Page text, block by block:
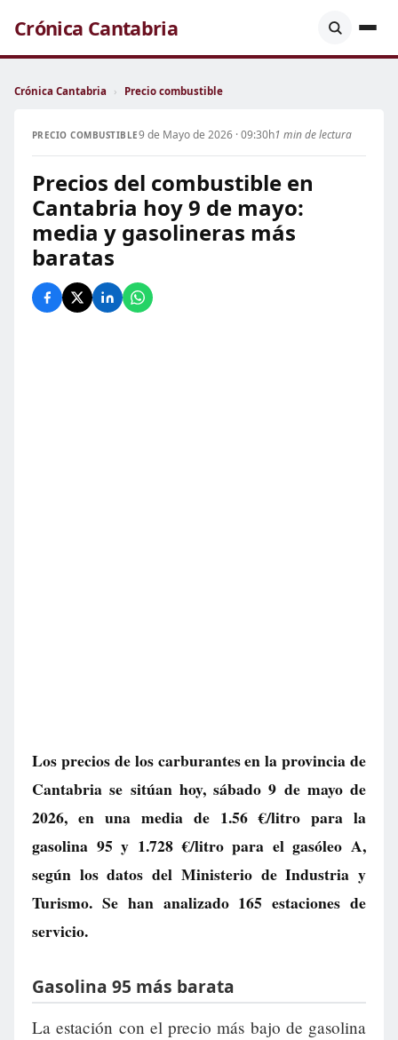
Crónica Cantabria
Crónica Cantabria › Precio combustible
PRECIO COMBUSTIBLE9 de Mayo de 2026 · 09:30h1 min de lectura
Precios del combustible en
Cantabria hoy 9 de mayo:
media y gasolineras más
baratas
Los precios de los carburantes en la provincia de
Cantabria se sitúan hoy, sábado 9 de mayo de
2026, en una media de 1.56 €/litro para la
gasolina 95 y 1.728 €/litropara el gasóleo A,
según los datos del Ministerio de Industria y
Turismo. Se han analizado 165 estaciones de
servicio.
Gasolina 95 más barata
La estación con el precio más bajo de gasolina